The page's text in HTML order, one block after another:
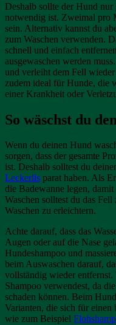
Deshalb sollte der Hund
notwendig ist. Zweimal pro
sein. Alternativ kannst du
zum Waschen verwenden.
schnell und einfach
ausgewaschen werden
und verleiht dem Fell
zudem ideal für Hunde, die
einer Krankheit oder
So wäschst du
Wenn du deinen Hund
sorgen, dass der gesamte
ist. Deshalb solltest du
Leckerlis parat haben. Als
die Badewanne legen,
Waschen solltest du das Fell
Waschen zu erleichtern.
Achte darauf, dass das
Augen oder auf die Nase
Hundeshampoo und
beim Auswaschen darauf,
vollständig wieder entfernst.
Shampoo verwendest, da
schaden können. Beim
Varianten, die sich für
wie zum Beispiel